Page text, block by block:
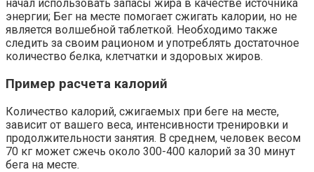
начал использовать запасы жира в качестве источника
энергии; Бег на месте помогает сжигать калории, но не
является волшебной таблеткой. Необходимо также
следить за своим рационом и употреблять достаточное
количество белка, клетчатки и здоровых жиров.
Пример расчета калорий
Количество калорий, сжигаемых при беге на месте,
зависит от вашего веса, интенсивности тренировки и
продолжительности занятия. В среднем, человек весом
70 кг может сжечь около 300-400 калорий за 30 минут
бега на месте.